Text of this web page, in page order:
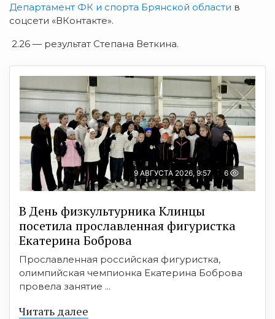
Департамент ФК и спорта Брянской области в
соцсети «ВКонтакте».
2.26 — результат Степана Веткина.
9 АВГУСТА 2026, 9:57 6
В День физкультурника Клинцы
посетила прославленная фигуристка
Екатерина Боброва
Прославленная российская фигуристка,
олимпийская чемпионка Екатерина Боброва
провела занятие ...
Читать далее